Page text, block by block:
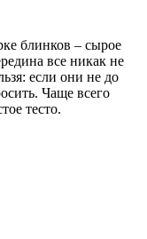
блинков – сырое
все никак не
если они не до
Чаще всего
тесто.